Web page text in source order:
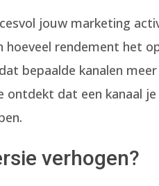
jouw marketing
hoeveel rendement het
bepaalde kanalen
ontdekt dat een kanaal
verhogen?